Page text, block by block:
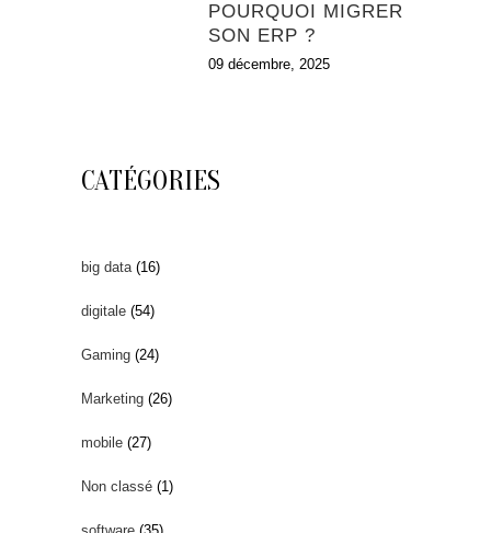
POURQUOI MIGRER
SON ERP ?
09 décembre, 2025
CATÉGORIES
big data(16)
digitale (54)
Gaming (24)
Marketing (26)
mobile (27)
Non classé (1)